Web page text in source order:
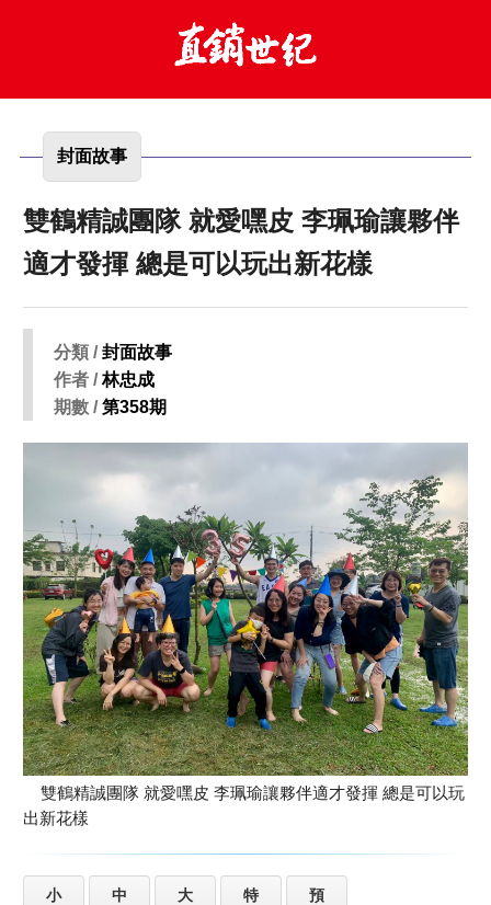
封面故事
雙鶴精誠團隊 就愛嘿皮 李珮瑜讓夥伴
適才發揮 總是可以玩出新花樣
分類 /封面故事
作者 /林忠成
期數 /第358期
雙鶴精誠團隊 就愛嘿皮 李珮瑜讓夥伴適才發揮 總是可以玩
出新花樣
小 中 大 特 預